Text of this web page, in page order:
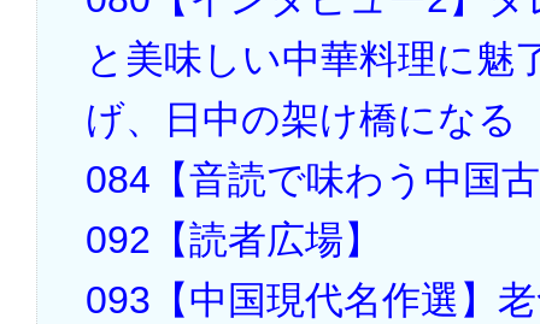
と美味しい中華料理に魅
げ、日中の架け橋になる
084【音読で味わう中国
092【読者広場】
093【中国現代名作選】